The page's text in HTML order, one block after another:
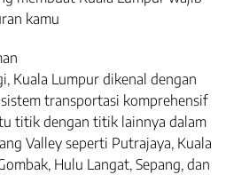
kamu
Kuala Lumpur dikenal dengan
transportasi komprehensif
titik dengan titik lainnya dalam
Valley seperti Putrajaya, Kuala
Hulu Langat, Sepang, dan